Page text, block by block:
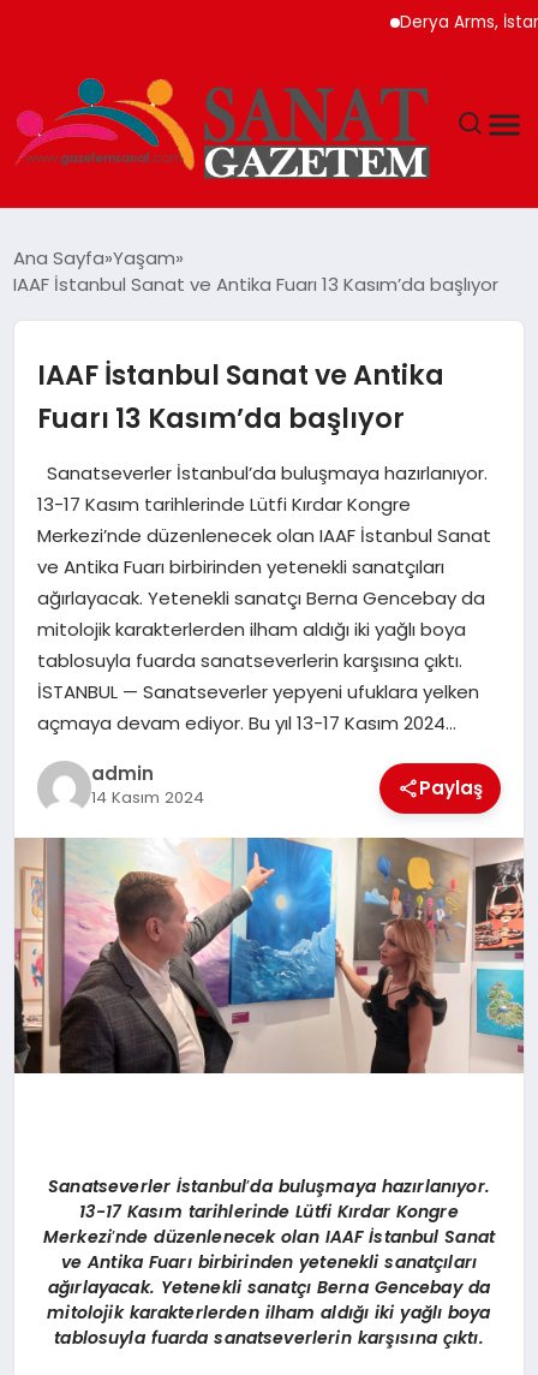
Derya Arms,
SIYASET
SPOR
YAŞAM
EKONOMI
SAĞLIK
DÜNYA
EĞITIM
Ana Sayfa Yaşam
IAAF İstanbul Sanat ve Antika Fuarı 13 Kasım’da başlıyor
IAAF İstanbul Sanat ve Antika
Fuarı 13 Kasım’da başlıyor
Sanatseverler İstanbul’da buluşmaya hazırlanıyor.
13-17 Kasım tarihlerinde Lütfi Kırdar Kongre
Merkezi’nde düzenlenecek olan IAAF İstanbul Sanat
ve Antika Fuarı birbirinden yetenekli sanatçıları
ağırlayacak. Yetenekli sanatçı Berna Gencebay da
mitolojik karakterlerden ilham aldığı iki yağlı boya
tablosuyla fuarda sanatseverlerin karşısına çıktı.
İSTANBUL — Sanatseverler yepyeni ufuklara yelken
açmaya devam ediyor. Bu yıl 13-17 Kasım 2024…
admin
14 Kasım 2024 Paylaş
Sanatseverler İstanbul’da buluşmaya hazırlanıyor.
13-17 Kasım tarihlerinde Lütfi Kırdar Kongre
Merkezi’nde düzenlenecek olanIAAFİstanbul Sanat
ve Antika Fuarı birbirinden yetenekli sanatçıları
ağırlayacak. Yetenekli sanatçı Berna Gencebayda
mitolojik karakterlerden ilham aldığı iki yağlı boya
tablosuyla fuarda sanatseverlerin karşısına çıktı.